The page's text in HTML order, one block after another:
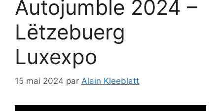
Autojumble 2024 –
Lëtzebuerg
Luxexpo
15 mai 2024 par Alain Kleeblatt